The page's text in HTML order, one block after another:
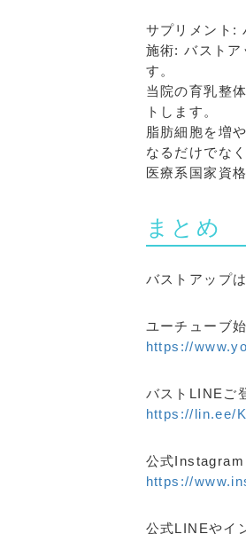
サプリメント:
施術: バストア
す。
当院の育乳整
トします。
脂肪細胞を増
なるだけでな
医療系国家資
まとめ
バストアップ
ユーチューブ
https://
バストLINEご
https://lin.ee/
公式Instagram
https://
公式LINEやイ